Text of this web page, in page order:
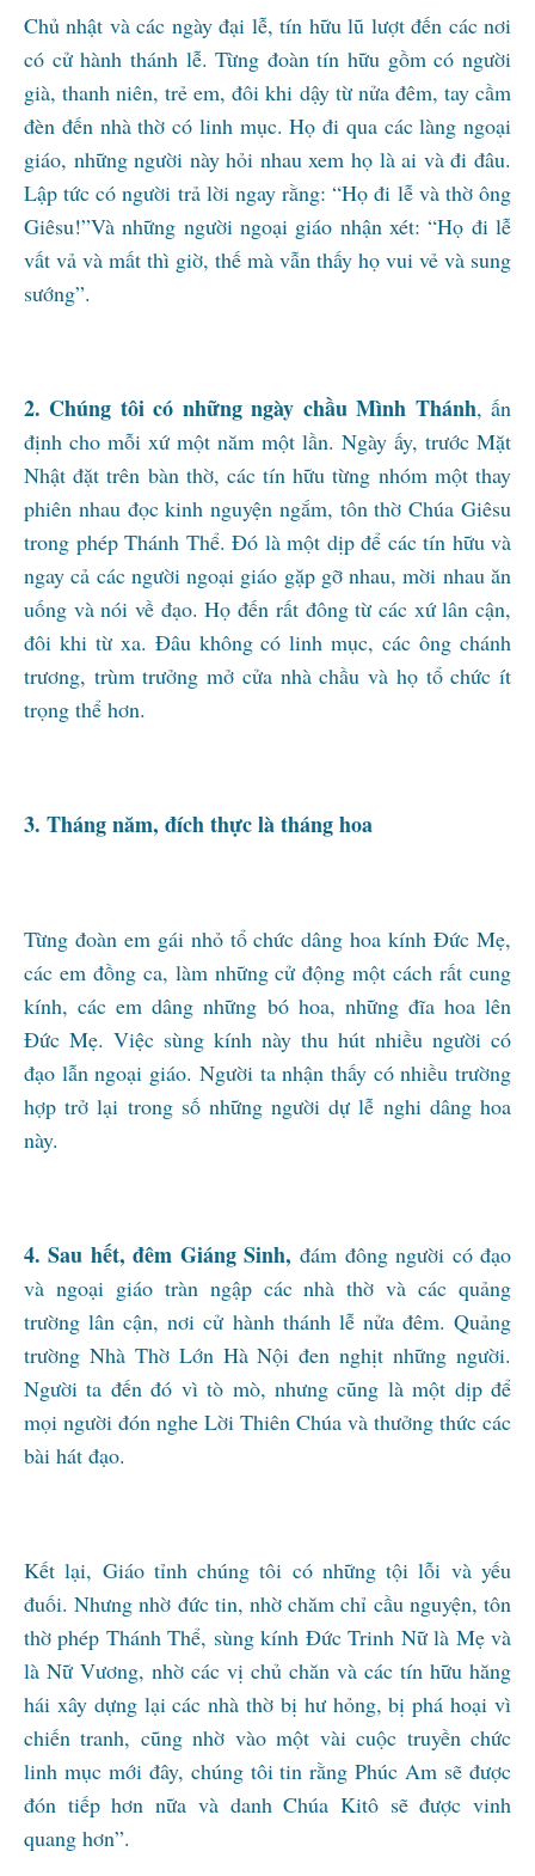
Chủ nhật và các ngày đại lễ, tín hữu lũ lượt đến các nơi
có cử hành thánh lễ. Từng đoàn tín hữu gồm có người
già, thanh niên, trẻ em, đôi khi dậy từ nửa đêm, tay cầm
đèn đến nhà thờ có linh mục. Họ đi qua các làng ngoại
giáo, những người này hỏi nhau xem họ là ai và đi đâu.
Lập tức có người trả lời ngay rằng: “Họ đi lễ và thờ ông
Giêsu!”Và những người ngoại giáo nhận xét: “Họ đi lễ
vất vả và mất thì giờ, thế mà vẫn thấy họ vui vẻ và sung
sướng”.
2. Chúng tôi có những ngày chầu Mình Thánh, ấn
định cho mỗi xứ một năm một lần. Ngày ấy, trước Mặt
Nhật đặt trên bàn thờ, các tín hữu từng nhóm một thay
phiên nhau đọc kinh nguyện ngắm, tôn thờ Chúa Giêsu
trong phép Thánh Thể. Đó là một dịp để các tín hữu và
ngay cả các người ngoại giáo gặp gỡ nhau, mời nhau ăn
uống và nói về đạo. Họ đến rất đông từ các xứ lân cận,
đôi khi từ xa. Đâu không có linh mục, các ông chánh
trương, trùm trưởng mở cửa nhà chầu và họ tổ chức ít
trọng thể hơn.
3. Tháng năm, đích thực là tháng hoa
Từng đoàn em gái nhỏ tổ chức dâng hoa kính Đức Mẹ,
các em đồng ca, làm những cử động một cách rất cung
kính, các em dâng những bó hoa, những đĩa hoa lên
Đức Mẹ. Việc sùng kính này thu hút nhiều người có
đạo lẫn ngoại giáo. Người ta nhận thấy có nhiều trường
hợp trở lại trong số những người dự lễ nghi dâng hoa
này.
4. Sau hết, đêm Giáng Sinh, đám đông người có đạo
và ngoại giáo tràn ngập các nhà thờ và các quảng
trường lân cận, nơi cử hành thánh lễ nửa đêm. Quảng
trường Nhà Thờ Lớn Hà Nội đen nghịt những người.
Người ta đến đó vì tò mò, nhưng cũng là một dịp để
mọi người đón nghe Lời Thiên Chúa và thưởng thức các
bài hát đạo.
Kết lại, Giáo tỉnh chúng tôi có những tội lỗi và yếu
đuối. Nhưng nhờ đức tin, nhờ chăm chỉ cầu nguyện, tôn
thờ phép Thánh Thể, sùng kính Đức Trinh Nữ là Mẹ và
là Nữ Vương, nhờ các vị chủ chăn và các tín hữu hăng
hái xây dựng lại các nhà thờ bị hư hỏng, bị phá hoại vì
chiến tranh, cũng nhờ vào một vài cuộc truyền chức
linh mục mới đây, chúng tôi tin rằng Phúc Am sẽ được
đón tiếp hơn nữa và danh Chúa Kitô sẽ được vinh
quang hơn”.